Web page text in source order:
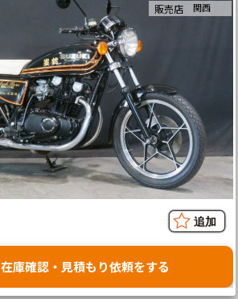
販売店 関西
在庫確認・見積もり依頼をする